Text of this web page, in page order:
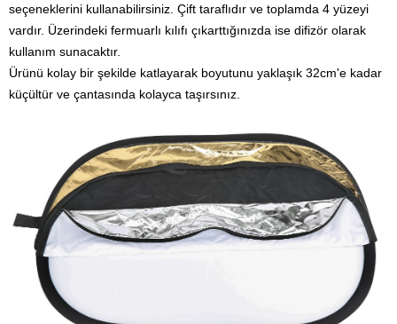
seçeneklerini kullanabilirsiniz. Çift taraflıdır ve toplamda 4 yüzeyi
vardır. Üzerindeki fermuarlı kılıfı çıkarttığınızda ise difizör olarak
kullanım sunacaktır.
Ürünü kolay bir şekilde katlayarak boyutunu yaklaşık 32cm'e kadar
küçültür ve çantasında kolayca taşırsınız.